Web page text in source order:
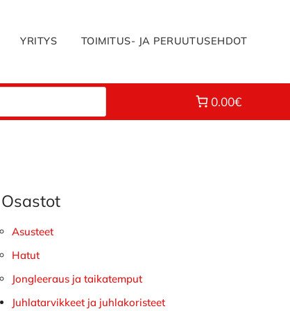
YRITYS TOIMITUS- JA PERUUTUSEHDOT
0.00€
Ensisijainen
sivupalkki
Osastot
Asusteet
Hatut
Jongleeraus ja taikatemput
Juhlatarvikkeet ja juhlakoristeet